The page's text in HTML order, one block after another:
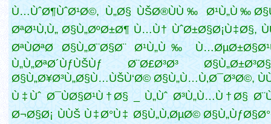
Ù…ÙˆØ¶ÙˆØ¹Ø©, Ù„Ø§ ÙŠØ®ÙÙ‰ Ø¹Ù„Ù‰
ØªØ¹Ù‚Ù„ Ø§Ù„ØºØ±Ø¶ Ù…Ù† ÙˆØ±Ø§Ø¡Ù‡Ø§,
ØªÙØªØ­ Ø§Ù„Ø¨Ø§Ø¨ Ø¹Ù„Ù‰
Ù„Ù„ØªØ´ÙƒÙŠÙƒ Ø¨Ø£Ø³Ø³
Ø§Ù„Ø¥Ø³Ù„Ø§Ù…ÙŠÙ‘Ø© Ø§Ù„Ù…Ù‚Ø¯Ø³Ø©,
Ù‡Ùˆ Ø¯ÙØ§Ø¹Ù†Ø§
_ Ù„Ùˆ Ø³Ù„Ù…Ù†Ø§
Ø¬Ø§Ø¡ ÙÙŠ Ù‡Ø°Ù‡ Ø§Ù„Ù‚ØµØ©